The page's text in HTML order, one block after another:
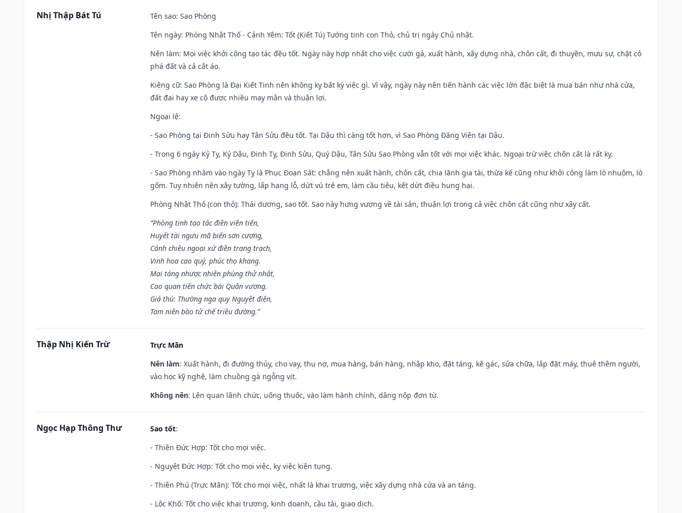
Nhị Thập Bát Tú Tên sao: Sao Phòng
Tên ngày: Phòng Nhật Thố - Cảnh Yêm: Tốt (Kiết Tú) Tướng tinh con Thỏ, chủ trị ngày Chủ nhật.
Nên làm: Mọi việc khởi công tạo tác đều tốt. Ngày này hợp nhất cho việc cưới gả, xuất hành, xây dựng nhà, chôn cất, đi thuyền, mưu sự, chặt cỏ
phá đất và cả cắt áo.
Kiêng cữ: Sao Phòng là Đại Kiết Tinh nên không kỵ bất kỳ việc gì. Vì vậy, ngày này nên tiến hành các việc lớn đặc biệt là mua bán như nhà cửa,
đất đai hay xe cộ được nhiều may mắn và thuận lợi.
Ngoại lệ:
- Sao Phòng tại Đinh Sửu hay Tân Sửu đều tốt. Tại Dậu thì càng tốt hơn, vì Sao Phòng Đăng Viên tại Dậu.
- Trong 6 ngày Kỷ Tỵ, Kỷ Dậu, Đinh Tỵ, Đinh Sửu, Quý Dậu, Tân Sửu Sao Phòng vẫn tốt với mọi việc khác. Ngoại trừ việc chôn cất là rất kỵ.
- Sao Phòng nhằm vào ngày Tỵ là Phục Đoạn Sát: chẳng nên xuất hành, chôn cất, chia lãnh gia tài, thừa kế cũng như khởi công làm lò nhuộm, lò
gốm. Tuy nhiên nên xây tường, lấp hang lỗ, dứt vú trẻ em, làm cầu tiêu, kết dứt điều hung hại.
Phòng Nhật Thố (con thỏ): Thái dương, sao tốt. Sao này hưng vượng về tài sản, thuận lợi trong cả việc chôn cất cũng như xây cất.
“Phòng tinh tạo tác điền viên tiến,
Huyết tài ngưu mã biến sơn cương,
Cánh chiêu ngoại xứ điền trang trạch,
Vinh hoa cao quý, phúc thọ khang.
Mai táng nhược nhiên phùng thử nhật,
Cao quan tiến chức bái Quân vương.
Giá thú: Thường nga quy Nguyệt điện,
Tam niên bào tử chế triều đường.”
Thập Nhị Kiến Trừ
Trực Mãn
Nên làm: Xuất hành, đi đường thủy, cho vay, thu nợ, mua hàng, bán hàng, nhập kho, đặt táng, kê gác, sửa chữa, lắp đặt máy, thuê thêm người,
vào học kỹ nghệ, làm chuồng gà ngỗng vịt.
Không nên: Lên quan lãnh chức, uống thuốc, vào làm hành chính, dâng nộp đơn từ.
Ngọc Hạp Thông Thư Sao tốt:
- Thiên Đức Hợp: Tốt cho mọi việc.
- Nguyệt Đức Hợp: Tốt cho mọi việc, kỵ việc kiện tụng.
- Thiên Phú (Trực Mãn): Tốt cho mọi việc, nhất là khai trương, việc xây dựng nhà cửa và an táng.
- Lộc Khố: Tốt cho việc khai trương, kinh doanh, cầu tài, giao dịch.